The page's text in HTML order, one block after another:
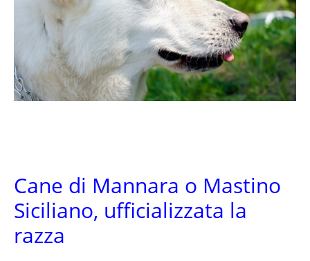
Cane di Mannara o Mastino
Siciliano, ufficializzata la
razza